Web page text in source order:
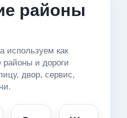
районы
используем как
районы и дороги
двор, сервис,